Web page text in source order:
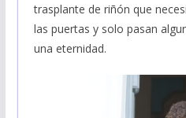
trasplante de riñón que
las puertas y solo pasan
una eternidad.